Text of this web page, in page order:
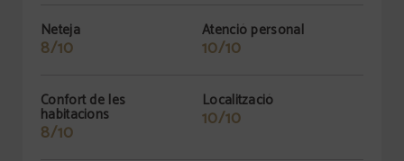
Neteja
8/10
Atenció personal
10/10
Confort de les
habitacions
8/10
Localització
10/10